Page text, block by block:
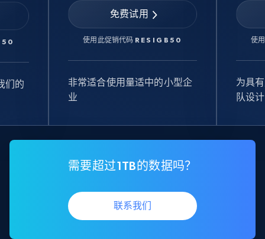
们的
免费试用
使用此促销代码 RESIGB50
非常适合使用量适中的小型企
业
使
为具
队设计
需要超过1TB的数据吗？
联系我们